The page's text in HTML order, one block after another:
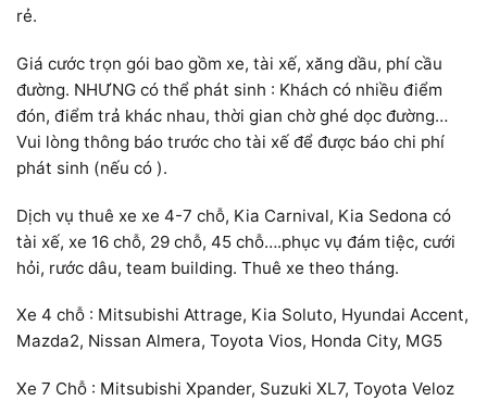
rẻ.
Giá cước trọn gói bao gồm xe, tài xế, xăng dầu, phí cầu
đường. NHƯNG có thể phát sinh : Khách có nhiều điểm
đón, điểm trả khác nhau, thời gian chờ ghé dọc đường…
Vui lòng thông báo trước cho tài xế để được báo chi phí
phát sinh (nếu có ).
Dịch vụ thuê xe xe 4-7 chỗ, Kia Carnival, Kia Sedona có
tài xế, xe 16 chỗ, 29 chỗ, 45 chỗ….phục vụ đám tiệc, cưới
hỏi, rước dâu, team building. Thuê xe theo tháng.
Xe 4 chỗ : Mitsubishi Attrage, Kia Soluto, Hyundai Accent,
Mazda2, Nissan Almera, Toyota Vios, Honda City, MG5
Xe 7 Chỗ : Mitsubishi Xpander, Suzuki XL7, Toyota Veloz